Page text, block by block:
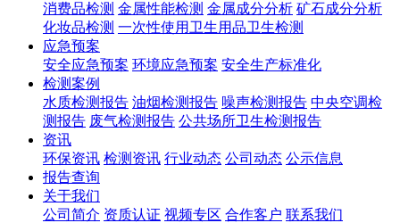
消费品检测 金属性能检测 金属成分分析 矿石成分分析
化妆品检测 一次性使用卫生用品卫生检测
应急预案
安全应急预案 环境应急预案 安全生产标准化
检测案例
水质检测报告 油烟检测报告 噪声检测报告 中央空调检
测报告 废气检测报告 公共场所卫生检测报告
资讯
环保资讯 检测资讯 行业动态 公司动态 公示信息
报告查询
关于我们
公司简介 资质认证 视频专区 合作客户 联系我们